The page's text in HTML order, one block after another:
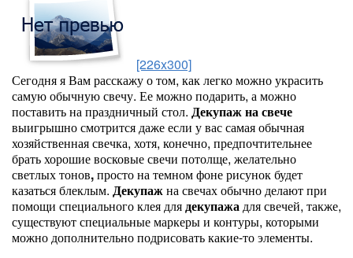
[226x300]
Сегодня я Вам расскажу о том, как легко можно украсить
самую обычную свечу. Ее можно подарить, а можно
поставить на праздничный стол. Декупаж на свече
выигрышно смотрится даже если у вас самая обычная
хозяйственная свечка, хотя, конечно, предпочтительнее
брать хорошие восковые свечи потолще, желательно
светлых тонов,просто на темном фоне рисунок будет
казаться блеклым. Декупажна свечах обычно делают при
помощи специального клея длядекупажадля свечей, также,
существуют специальные маркеры и контуры, которыми
можно дополнительно подрисовать какие-то элементы.